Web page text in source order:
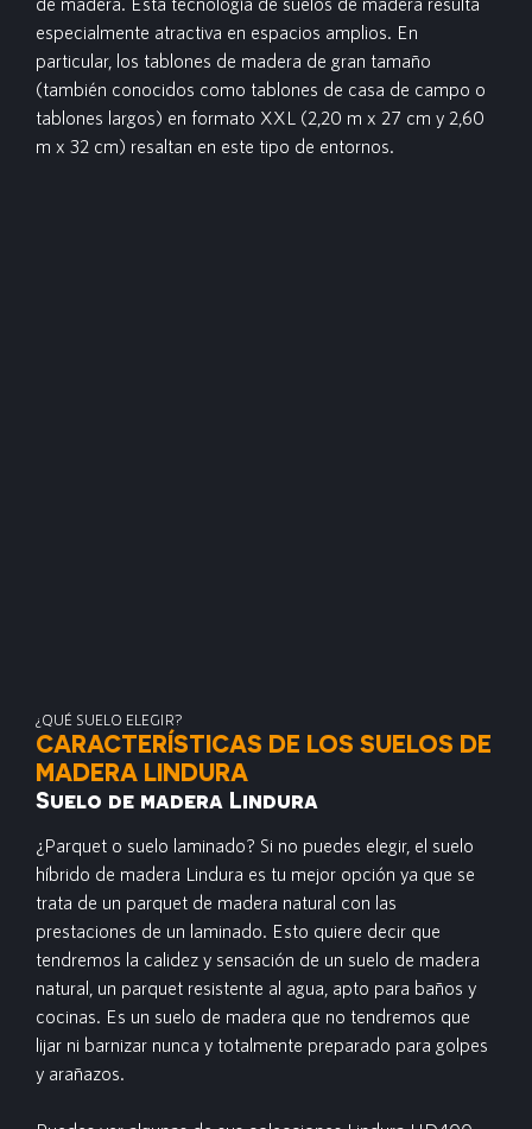
especialmente atractiva en espacios amplios. En
particular, los tablones de madera de gran tamaño
(también conocidos como tablones de casa de campo o
tablones largos) en formato XXL (2,20 m x 27 cm y 2,60
m x 32 cm) resaltan en este tipo de entornos.
¿QUÉ SUELO ELEGIR?
CARACTERÍSTICAS DE LOS SUELOS DE
MADERA LINDURA
Suelo de madera Lindura
¿Parquet o suelo laminado? Si no puedes elegir, el suelo
híbrido de madera Lindura es tu mejor opción ya que se
trata de un parquet de madera natural con las
prestaciones de un laminado. Esto quiere decir que
tendremos la calidez y sensación de un suelo de madera
natural, un parquet resistente al agua, apto para baños y
cocinas. Es un suelo de madera que no tendremos que
lijar ni barnizar nunca y totalmente preparado para golpes
y arañazos.